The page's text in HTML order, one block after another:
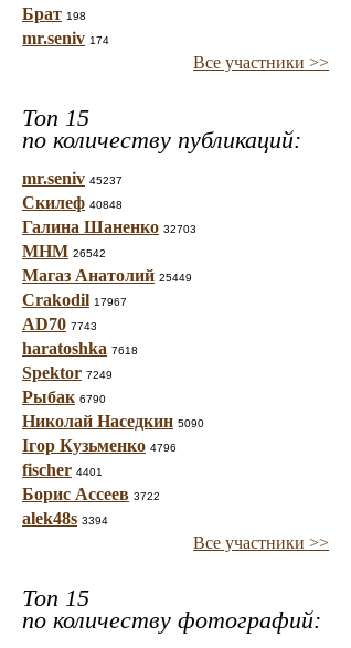
Брат 198
mr.seniv 174
Все участники >>
Топ 15
по количеству публикаций:
mr.seniv 45237
Скилеф 40848
Галина Шаненко 32703
МНМ 26542
Магаз Анатолий 25449
Crakodil 17967
AD70 7743
haratoshka 7618
Spektor 7249
Рыбак 6790
Николай Наседкин 5090
Ігор Кузьменко 4796
fischer 4401
Борис Ассеев 3722
alek48s 3394
Все участники >>
Топ 15
по количеству фотографий: